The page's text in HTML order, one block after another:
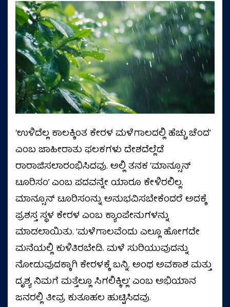
‘ಉಳಿದೆಲ್ಲ ಕಾಲಕ್ಕಿಂತ ಕೇರಳ ಮಳೆಗಾಲದಲ್ಲಿ ಹೆಚ್ಚು ಚೆಂದ’
ಎಂಬ ಜಾಹೀರಾತು ಫಲಕಗಳು ದೇಶದೆಲ್ಲೆಡೆ
ರಾರಾಜಿಸಲಾರಂಭಿಸಿದವು. ಅಲ್ಲಿ ತನಕ ‘ಮಾನ್ಸೂನ್
ಟೂರಿಸಂ’ ಎಂಬ ಪದವನ್ನೇ ಯಾರೂ ಕೇಳಿರಲಿಲ್ಲ.
ಮಾನ್ಸೂನ್ ಟೂರಿಸಂನ್ನು ಅನುಭವಿಸಬೇಕೆಂದರೆ ಅದಕ್ಕೆ
ಪ್ರಶಸ್ತ ಸ್ಥಳ ಕೇರಳ ಎಂಬ ಕ್ಯಾಂಪೇನುಗಳನ್ನು
ಮಾಡಲಾಯಿತು. ‘ಮಳೆಗಾಲವೆಂದು ಎಲ್ಲೂ ಹೋಗದೇ
ಮನೆಯಲ್ಲಿ ಕುಳಿತಿರಬೇಡಿ. ಮಳೆ ಸುರಿಯುವುದನ್ನು
ನೋಡುವುದಕ್ಕಾಗಿ ಕೇರಳಕ್ಕೆ ಬನ್ನಿ. ಅಂಥ ಅವಕಾಶ ಮತ್ತು
ದೃಶ್ಯ ನಿಮಗೆ ಮತ್ತೆಲ್ಲೂ ಸಿಗಲಿಕ್ಕಿಲ್ಲ’ ಎಂಬ ಅಭಿಯಾನ
ಜನರಲ್ಲಿ ತೀವ್ರ ಕುತೂಹಲ ಹುಟ್ಟಿಸಿದವು.